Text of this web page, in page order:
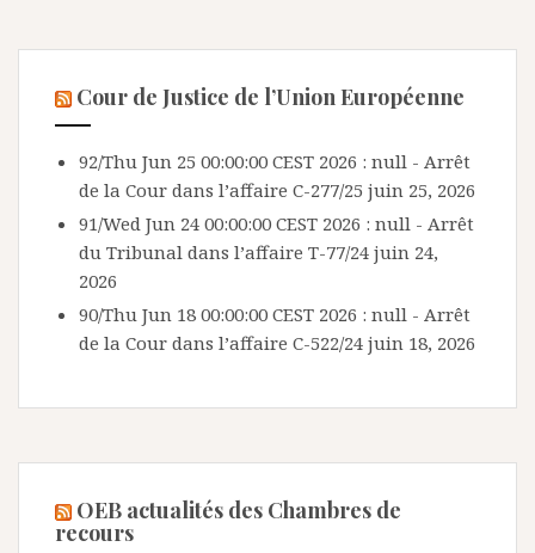
Cour de Justice de l’Union Européenne
92/Thu Jun 25 00:00:00 CEST 2026 : null - Arrêt
de la Cour dans l’affaire C-277/25 juin 25, 2026
91/Wed Jun 24 00:00:00 CEST 2026 : null - Arrêt
du Tribunal dans l’affaire T-77/24 juin 24,
2026
90/Thu Jun 18 00:00:00 CEST 2026 : null - Arrêt
de la Cour dans l’affaire C-522/24 juin 18, 2026
OEB actualités des Chambres de
recours